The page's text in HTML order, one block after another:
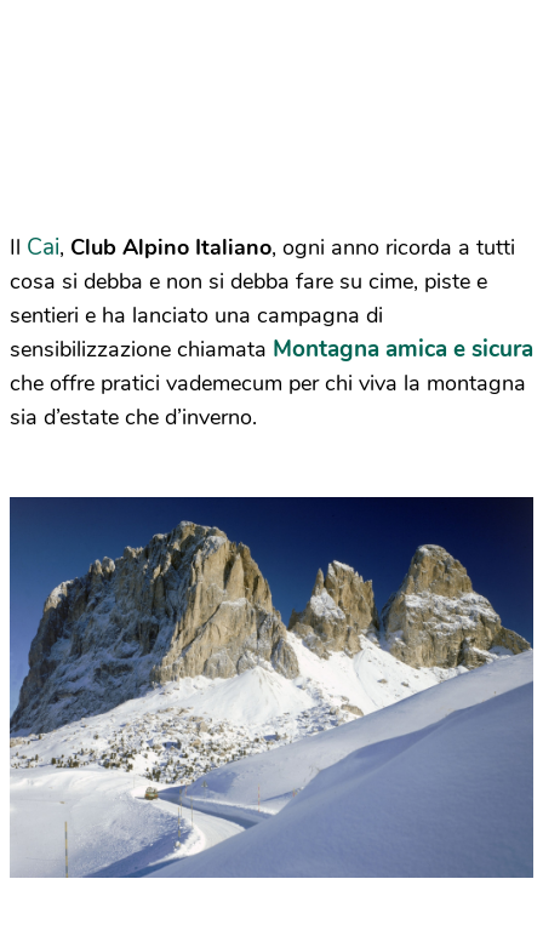
Il Cai, Club Alpino Italiano, ogni anno ricorda a tutti
cosa si debba e non si debba fare su cime, piste e
sentieri e ha lanciato una campagna di
sensibilizzazione chiamata Montagna amica e sicura
che offre pratici vademecum per chi viva la montagna
sia d’estate che d’inverno.